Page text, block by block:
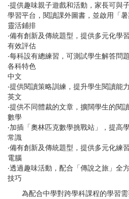
‧提供趣味親子遊戲和活動，家長可與
學習平台，閱讀課外圖書，並啟用「
靈活鋪排
‧備有創新及傳統題型，提供多元化學習
有效評估
‧每科設有總練習，可測試學生解答問題
各科特色
中文
‧提供閱讀策略訓練，提升學生閱讀能力
英文
‧提供不同體裁的文章，擴闊學生的閱
數學
‧加插「奧林匹克數學挑戰站」，提高
常識
‧備有創新及傳統題型，提供多元化練習
電腦
‧透過趣味活動，配合「傳說之旅」全
技巧
為配合中學對跨學科課程的學習